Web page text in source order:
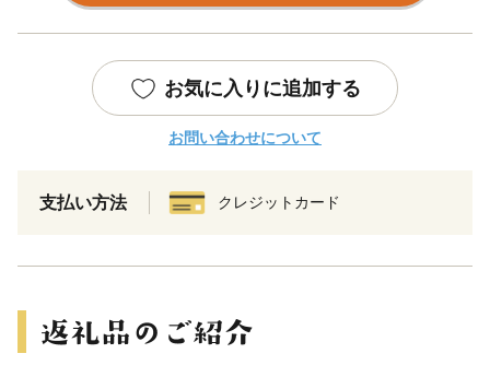
お気に入りに追加する
お問い合わせについて
支払い方法 クレジットカード